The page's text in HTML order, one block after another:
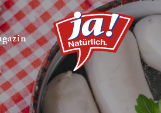
— Untermenü ausklappen